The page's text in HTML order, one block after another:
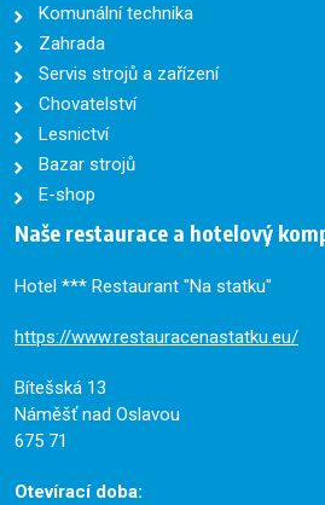
Komunální technika
Zahrada
Servis strojů a zařízení
Chovatelství
Lesnictví
Bazar strojů
E-shop
Naše restaurace a hotelový
Hotel *** Restaurant "Na statku"
https://www.restauracenastatku.eu/
Bítešská 13
Náměšť nad Oslavou
675 71
Otevírací doba: